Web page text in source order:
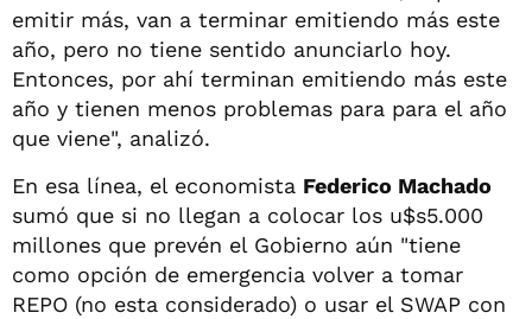
emitir más, van a terminar emitiendo más este
año, pero no tiene sentido anunciarlo hoy.
Entonces, por ahí terminan emitiendo más este
año y tienen menos problemas para para el año
que viene", analizó.
En esa línea, el economista Federico Machado
sumó que si no llegan a colocar los u$s5.000
millones que prevén el Gobierno aún "tiene
como opción de emergencia volver a tomar
REPO (no esta considerado) o usar el SWAP con